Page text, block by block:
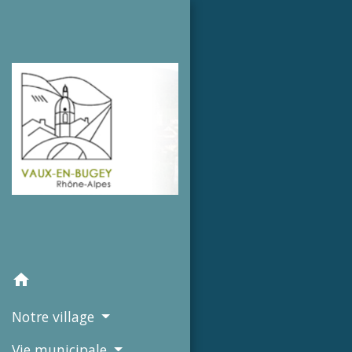
home
Notre village